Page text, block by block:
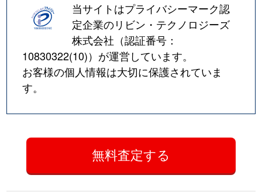
当サイトはプライバシーマーク認
定企業のリビン・テクノロジーズ
株式会社（認証番号：
10830322(10)）が運営しています。
お客様の個人情報は大切に保護されていま
す。